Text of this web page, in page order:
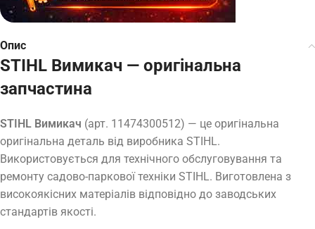
Опис
STIHL Вимикач — оригінальна
запчастина
STIHL Вимикач (арт. 11474300512) — це оригінальна
оригінальна деталь від виробника STIHL.
Використовується для технічного обслуговування та
ремонту садово-паркової техніки STIHL. Виготовлена з
високоякісних матеріалів відповідно до заводських
стандартів якості.